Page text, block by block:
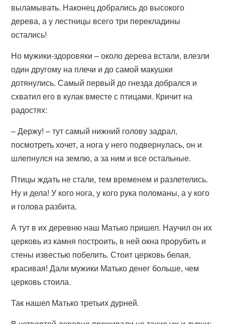
выламывать. Наконец добрались до высокого
дерева, а у лестницы всего три перекладины
остались!
Но мужики-здоровяки – около дерева встали, влезли
один другому на плечи и до самой макушки
дотянулись. Самый первый до гнезда добрался и
схватил его в кулак вместе с птицами. Кричит на
радостях:
– Держу! – тут самый нижний голову задрал,
посмотреть хочет, а нога у него подвернулась, он и
шлепнулся на землю, а за ним и все остальные.
Птицы ждать не стали, тем временем и разлетелись.
Ну и дела! У кого нога, у кого рука поломаны, а у кого
и голова разбита.
А тут в их деревню наш Матько пришел. Научил он их
церковь из камня построить, в ней окна прорубить и
стены известью побелить. Стоит церковь белая,
красивая! Дали мужики Матько денег больше, чем
церковь стоила.
Так нашел Матько третьих дурней.